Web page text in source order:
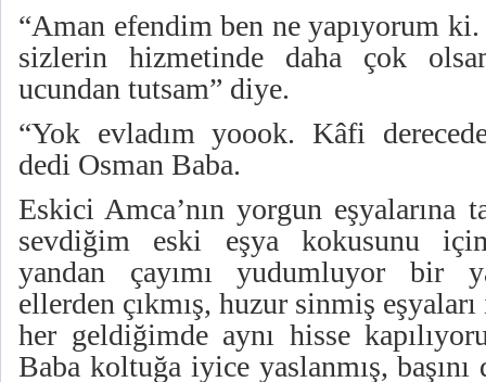
“Aman efendim ben ne yapıyorum
sizlerin hizmetinde daha çok
ucundan tutsam” diye.
“Yok evladım yoook. Kâfi
dedi Osman Baba.
Eskici Amca’nın yorgun eşyalarına
sevdiğim eski eşya kokusunu
yandan çayımı yudumluyor bir
ellerden çıkmış, huzur sinmiş
her geldiğimde aynı hisse
Baba koltuğa iyice yaslanmış, başını